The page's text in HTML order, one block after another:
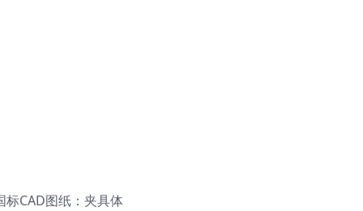
标CAD图纸：夹具体